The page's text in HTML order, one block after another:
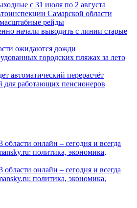
с 31 июля по 2 августа
Самарской области
рейды
начали выводить с линии старые
ожидаются дожди
городских пляжах за лето
автоматический перерасчёт
для работающих пенсионеров